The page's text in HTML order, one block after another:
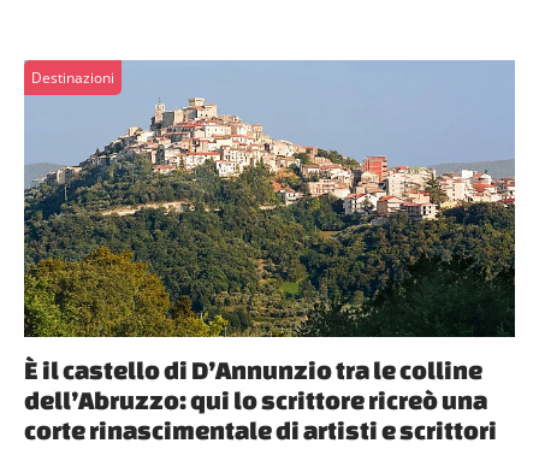
Destinazioni
È il castello di D’Annunzio tra le colline
dell’Abruzzo: qui lo scrittore ricreò una
corte rinascimentale di artisti e scrittori